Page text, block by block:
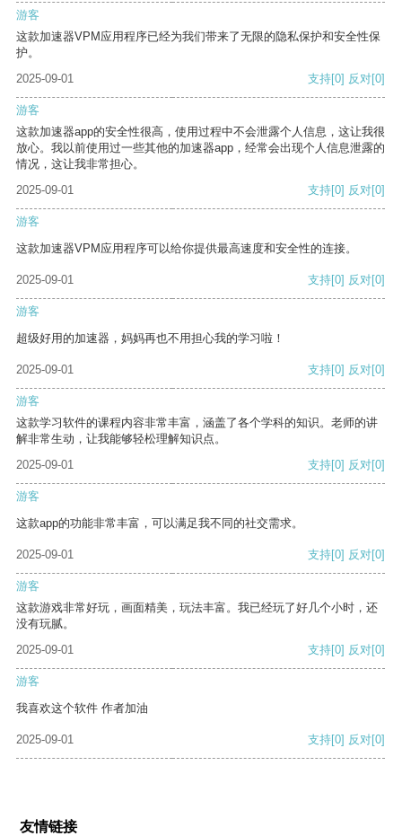
游客
这款加速器VPM应用程序已经为我们带来了无限的隐私保护和安全性保
护。
2025-09-01
支持[0] 反对[0]
游客
这款加速器app的安全性很高，使用过程中不会泄露个人信息，这让我很
放心。我以前使用过一些其他的加速器app，经常会出现个人信息泄露的
情况，这让我非常担心。
2025-09-01
支持[0] 反对[0]
游客
这款加速器VPM应用程序可以给你提供最高速度和安全性的连接。
2025-09-01 支持[0] 反对[0]
游客
超级好用的加速器，妈妈再也不用担心我的学习啦！
2025-09-01 支持[0] 反对[0]
游客
这款学习软件的课程内容非常丰富，涵盖了各个学科的知识。老师的讲
解非常生动，让我能够轻松理解知识点。
2025-09-01
支持[0] 反对[0]
游客
这款app的功能非常丰富，可以满足我不同的社交需求。
2025-09-01 支持[0] 反对[0]
游客
这款游戏非常好玩，画面精美，玩法丰富。我已经玩了好几个小时，还
没有玩腻。
2025-09-01
支持[0] 反对[0]
游客
我喜欢这个软件 作者加油
2025-09-01 支持[0] 反对[0]
友情链接